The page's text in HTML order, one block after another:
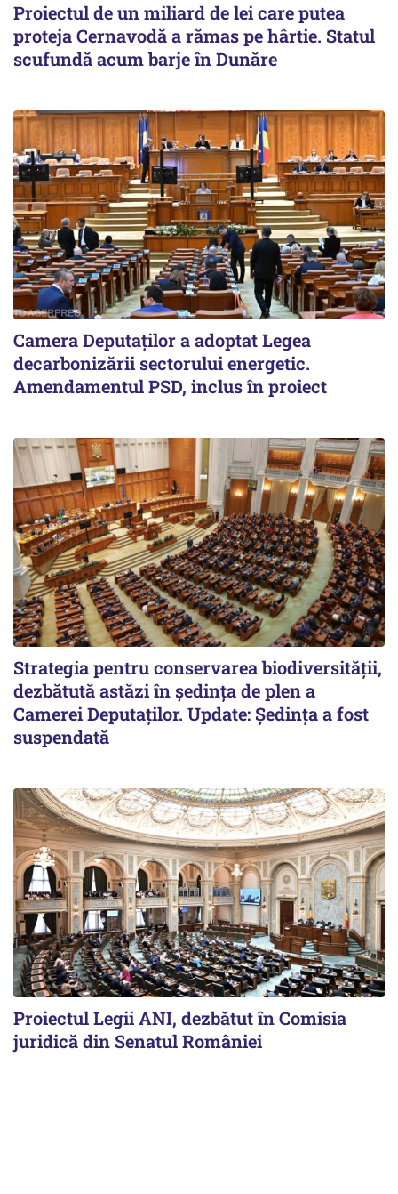
Proiectul de un miliard de lei care putea
proteja Cernavodă a rămas pe hârtie. Statul
scufundă acum barje în Dunăre
Camera Deputaților a adoptat Legea
decarbonizării sectorului energetic.
Amendamentul PSD, inclus în proiect
Strategia pentru conservarea biodiversității,
dezbătută astăzi în ședința de plen a
Camerei Deputaților. Update: Ședința a fost
suspendată
Proiectul Legii ANI, dezbătut în Comisia
juridică din Senatul României